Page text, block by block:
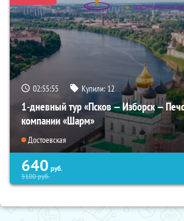
02:55:53 Купили:12
1-дневный тур «Псков — Изборск —
компании «Шарм»
Достоевская
640 руб.
5100руб.